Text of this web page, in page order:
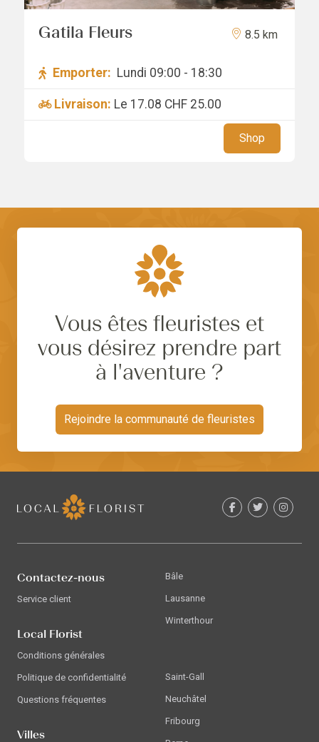
Gatila Fleurs 8.5 km
Emporter: Lundi 09:00 - 18:30
Livraison: Le 17.08 CHF 25.00
Shop
Vous êtes fleuristes et
vous désirez prendre part
à l'aventure ?
Rejoindre la communauté de fleuristes
Contactez-nous
Service client
Local Florist
Conditions générales
Politique de confidentialité
Questions fréquentes
Villes
Bâle
Lausanne
Winterthour
Saint-Gall
Neuchâtel
Fribourg